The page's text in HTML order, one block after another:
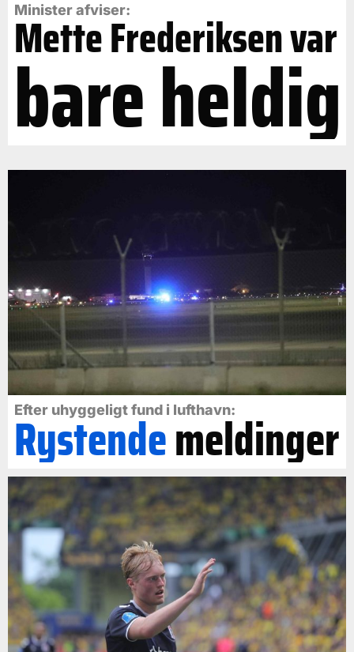
Minister afviser:
Mette Frederiksen var
bare heldig
Efter uhyggeligt fund i lufthavn:
Rystendemeldinger